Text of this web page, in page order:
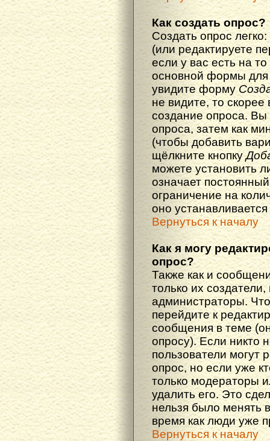
Как создать опрос?
Создать опрос
(или редактируете
если у вас есть на
основной формы
увидите форму
не видите, то скорее
создание опроса.
опроса, затем как
(чтобы добавить
щёлкните кнопку
можете установить
означает
ограничение на
оно
Вернуться к началу
Как я могу
опрос?
Также как и
только их
администраторы.
перейдите к
сообщения в теме
опросу). Если никто
пользователи могут
опрос, но если уже
только модераторы
удалить его. Это
нельзя было менять
время как люди уже
Вернуться к началу